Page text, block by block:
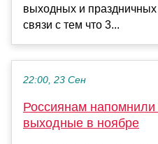
выходных и праздничных
связи с тем что 3...
22:00, 23 Сен
Россиянам
выходные в ноябре